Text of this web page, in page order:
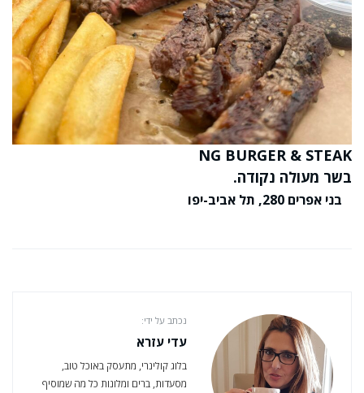
NG BURGER & STEAK
בשר מעולה נקודה.
בני אפרים 280, תל אביב-יפו
נכתב על ידי:
עדי עזרא
בלוג קולינרי, מתעסק באוכל טוב,
מסעדות, ברים ומלונות כל מה שמוסיף